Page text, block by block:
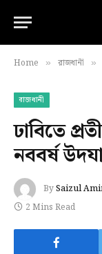
Home » রাজধানী »
রাজধানী
ঢাবিতে
নববর্ষ
BySaizul
2 Mins Read